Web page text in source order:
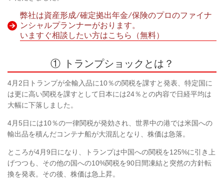
弊社は資産形成/確定拠出年金/保険のプロのファイナ
ンシャルプランナーがおります。
いますぐ相談したい方はこちら（無料）
① トランプショックとは？
4月 2日トランプが全輸入品に10％の関税を課すと発表、特定国に
は更に高い関税を課すとして日本には24％との内容で日経平均は
大幅に下落しました。
4月 5日には10％の一律関税が発効され、世界中の港では米国への
輸出品を積んだコンテナ船が大混乱となり、株価は急落。
ところが4月9日になり、トランプは中国への関税を125%に引き上
げつつも、その他の国への10%関税を90日間凍結と突然の方針転
換を発表。その後、株価は急上昇。